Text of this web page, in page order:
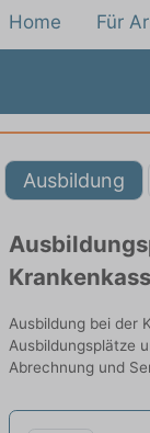
Home Für
Ausbildung
Ausbildung bei der
Ausbildungsplätze
Abrechnung und